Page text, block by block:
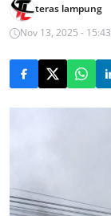
teras lampung
Nov 13, 2025 - 15:43